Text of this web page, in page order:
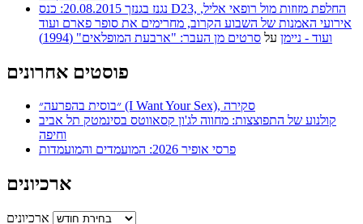
נגנז בגנזך 20.08.2015: כנס D23, החלפת מזוזות מול רופאי אליל,
אירועי האמנות של השבוע הקרוב, מחרימים את סופר פארם ועוד
ועוד - ניימן על סרטים מן העבר: "ארבעת המופלאים" (1994)
פוסטים אחרונים
״בוסית בהפרעה״ (I Want Your Sex), סקירה
קולנוע של התפוצצות: מחווה לג'ון קסאווטס בסינמטק תל אביב
וחיפה
פרסי אופיר 2026: המועמדים והמועמדות
ארכיונים
ארכיונים